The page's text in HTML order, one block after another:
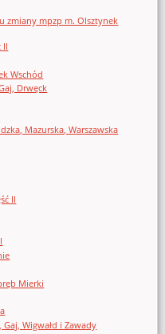
zmiany mpzp m. Olsztynek
II
Wschód
Drwęck
Mazurska, Warszawska
II
Mierki
Wigwałd i Zawady